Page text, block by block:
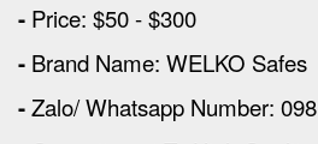
- Price: $50 - $300
- Brand Name: WELKO Safes
-Zalo/ Whatsapp Number: